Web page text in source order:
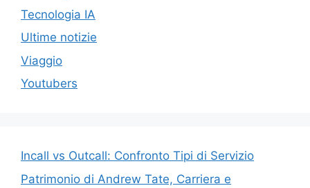
Tecnologia IA
Ultime notizie
Viaggio
Youtubers
Incall vs Outcall: Confronto Tipi di Servizio
Patrimonio di Andrew Tate, Carriera e